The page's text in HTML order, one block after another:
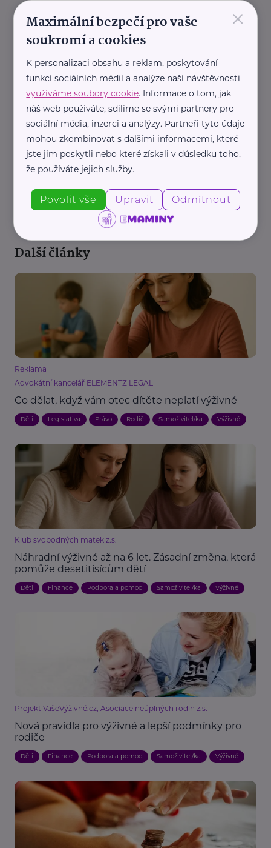
REKLAMA
Další články
Reklama
Advokátní kancelář ELEMENTZ LEGAL
Co dělat, když vám otec dítěte neplatí výživné
Děti Legislativa Právo Rodič Samoživitel/ka Výživné
Klub svobodných matek z.s.
Náhradní výživné až na 6 let. Zásadní změna, která
pomůže desetitisícům dětí
Děti Finance Podpora a pomoc Samoživitel/ka Výživné
Projekt VašeVýživné.cz, Asociace neúplných rodin z.s.
Nová pravidla pro výživné a lepší podmínky pro
rodiče
Děti Finance Podpora a pomoc Samoživitel/ka Výživné
×
Maximální bezpečí pro vaše
soukromí a cookies
K personalizaci obsahu a reklam, poskytování
funkcí sociálních médií a analýze naší návštěvnosti
využíváme soubory cookie. Informace o tom, jak
náš web používáte, sdílíme se svými partnery pro
sociální média, inzerci a analýzy. Partneři tyto údaje
mohou zkombinovat s dalšími informacemi, které
jste jim poskytli nebo které získali v důsledku toho,
že používáte jejich služby.
Povolit vše Upravit Odmítnout